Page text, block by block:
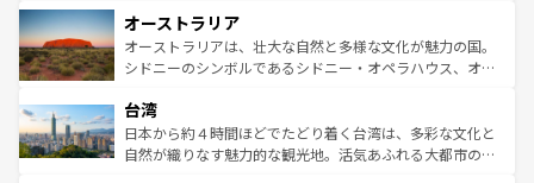
部のニューオーリンズでは、音楽と美食が融合した独特の
文化が魅力。旅行者はアメリカの各地域で異なる魅力を楽
しみながら、その多様性と豊かな歴史を感じることができ
ならではの贅沢な旅のスタイルだ。 なお、新着のアメリカ
情報はコンテンツ一覧を参照してほしい。
ワイ島は見逃せない。また、定番の観光地といえばオアフ
島だが、静かな自然を求めるならマウイ島やカウアイ島が
おすすめ。エメラルドグリーンに輝く海をはじめ、豊かな
れるおもてなしの心で訪れる人々を迎えてくれるハワイの
人々、おいしいローカルフードやハワイアンミュージッ
ク、伝統的なフラダンスなど、すべてがハワイの魅力を彩
オーストラリア
オーストラリアは、壮大な自然と多様な文化が魅力の国。
シドニーのシンボルであるシドニー・オペラハウス、オー
リアリーフや大陸中央部にそびえるウルル（エアーズロッ
ク）、タスマニアの美しい原生林やケアンズの熱帯雨林な
ど、見どころがたくさん。また、カフェやワイン、オージ
台湾
日本から約４時間ほどでたどり着く台湾は、多彩な文化と
自然が織りなす魅力的な観光地。活気あふれる大都市の台